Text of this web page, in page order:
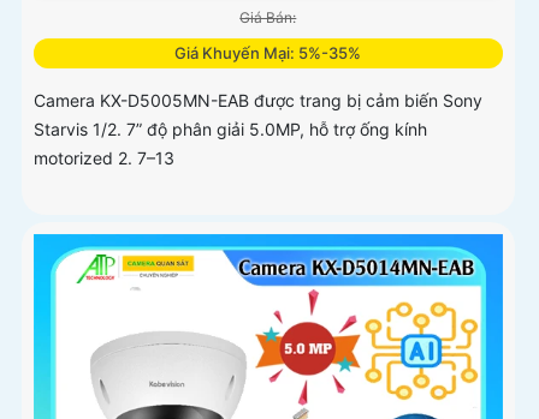
Giá Bán:
Giá Khuyến Mại: 5%-35%
Camera KX-D5005MN-EAB được trang bị cảm biến Sony
Starvis 1/2. 7” độ phân giải 5.0MP, hỗ trợ ống kính
motorized 2. 7–13